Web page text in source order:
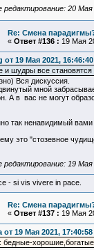
редактирование: 20
Re: Смена
« Ответ #136 : 19 Мая
от 19 Мая 2021, 16:46:40
и шудры все
Вся дискуссия.
мной
А в вас не могут
так ненавидимый
это "стозевное
редактирование: 19
- si vis vivere in pace.
Re: Смена
« Ответ #137 : 19 Мая
от 19 Мая 2021, 17:40:58
бедные-